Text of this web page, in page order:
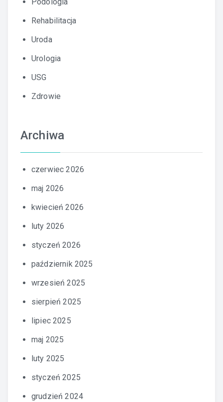
Rehabilitacja
Uroda
Urologia
USG
Zdrowie
Archiwa
czerwiec 2026
maj 2026
kwiecień 2026
luty 2026
styczeń 2026
październik 2025
wrzesień 2025
sierpień 2025
lipiec 2025
maj 2025
luty 2025
styczeń 2025
grudzień 2024